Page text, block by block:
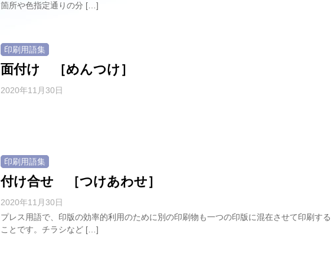
箇所や色指定通りの分 […]
印刷用語集
面付け ［めんつけ］
2020年11月30日
印刷用語集
付け合せ ［つけあわせ］
2020年11月30日
プレス用語で、印版の効率的利用のために別の印刷物も一つの印版に混在させて印刷する
ことです。チラシなど […]